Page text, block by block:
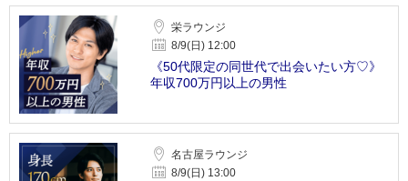
栄ラウンジ
8/9(日) 12:00
《50代限定の同世代で出会いたい方♡》
年収700万円以上の男性
名古屋ラウンジ
8/9(日) 13:00